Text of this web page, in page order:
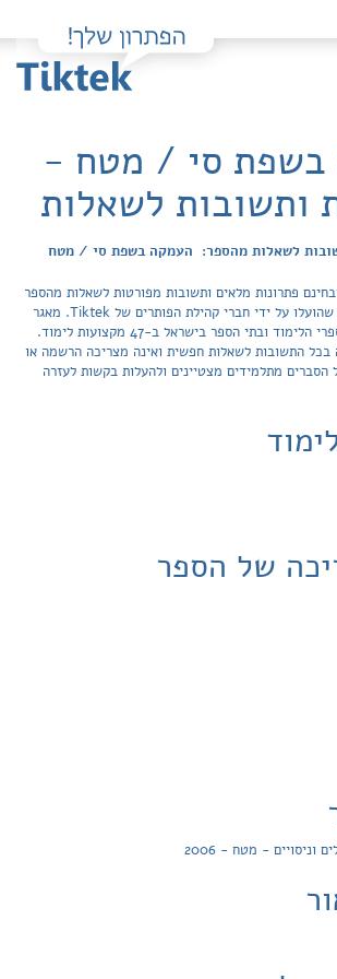
בשפת סי / מטח -
ותשובות לשאלות
לשאלות מהספר: העמקה בשפת סי / מטח
פתרונות מלאים ותשובות מפורטות לשאלות מהספר
העמקה בשפת סי / מטח שהועלו על ידי חברי קהילת הפותרים של Tiktek. מאגר
הפתרונות מכסה את כל ספרי הלימוד ובתי הספר בישראל ב-47 מקצועות לימוד.
בכל התשובות לשאלות חפשית ואינה מצריכה הרשמה או
הסברים מתלמידים מצטיינים ולהעלות בקשות לעזרה
של הספר
- מטח - 2006